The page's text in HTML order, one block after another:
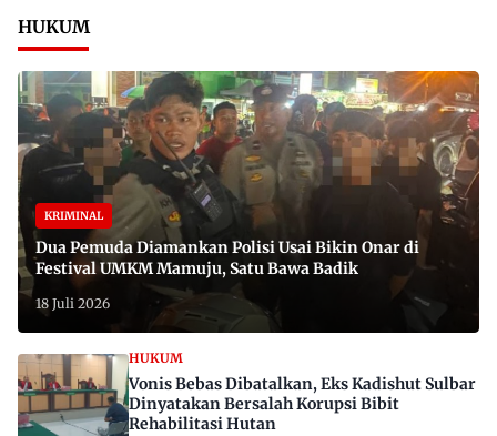
HUKUM
KRIMINAL
Dua Pemuda Diamankan Polisi Usai Bikin Onar di
Festival UMKM Mamuju, Satu Bawa Badik
18 Juli 2026
HUKUM
Vonis Bebas Dibatalkan, Eks Kadishut Sulbar
Dinyatakan Bersalah Korupsi Bibit
Rehabilitasi Hutan